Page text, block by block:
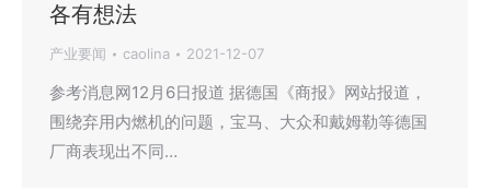
各有想法
产业要闻 caolina 2021-12-07
参考消息网12月6日报道 据德国《商报》网站报道，
围绕弃用内燃机的问题，宝马、大众和戴姆勒等德国
厂商表现出不同…